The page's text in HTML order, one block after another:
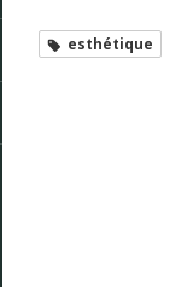
esthétique